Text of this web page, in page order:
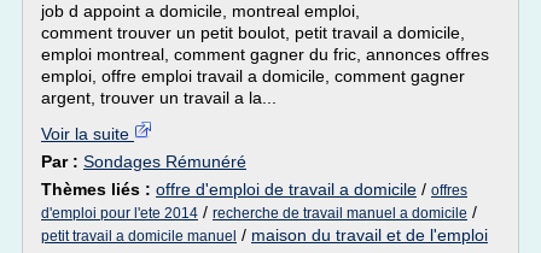
job d appoint a domicile, montreal emploi,
comment trouver un petit boulot, petit travail a domicile,
emploi montreal, comment gagner du fric, annonces offres
emploi, offre emploi travail a domicile, comment gagner
argent, trouver un travail a la...
Voir la suite
Par : Sondages Rémunéré
Thèmes liés : offre d'emploi de travail a domicile / offres
d'emploi pour l'ete 2014 / recherche de travail manuel a domicile /
petit travail a domicile manuel / maison du travail et de l'emploi